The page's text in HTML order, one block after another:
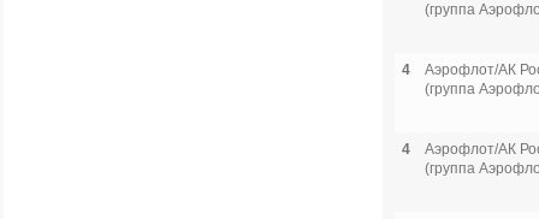
(группа
4
Аэрофлот/АК
(группа
4
Аэрофлот/АК
(группа